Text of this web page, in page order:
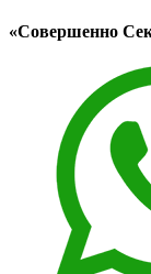
«Совершенно